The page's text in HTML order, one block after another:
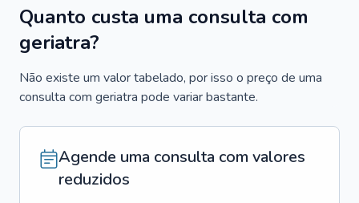
Quanto custa uma consulta com
geriatra?
Não existe um valor tabelado, por isso o preço de uma
consulta com geriatra pode variar bastante.
Agende uma consulta com valores
reduzidos